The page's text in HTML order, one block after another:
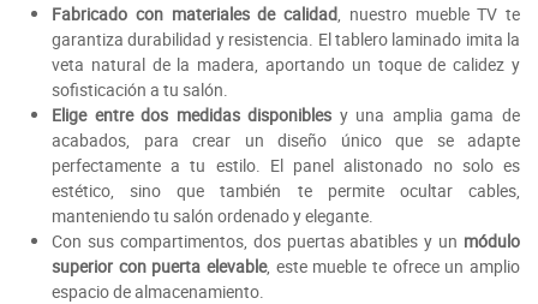
Fabricado con materiales de calidad , nuestro mueble TV te
garantiza durabilidad y resistencia. El tablero laminado imita la
veta natural de la madera, aportando un toque de calidez y
sofisticación a tu salón.
Elige entre dos medidas disponibles y una amplia gama de
acabados, para crear un diseño único que se adapte
perfectamente a tu estilo. El panel alistonado no solo es
estético, sino que también te permite ocultar cables,
manteniendo tu salón ordenado y elegante.
Con sus compartimentos, dos puertas abatibles y un módulo
superior con puerta elevable, este mueble te ofrece un amplio
espacio de almacenamiento.